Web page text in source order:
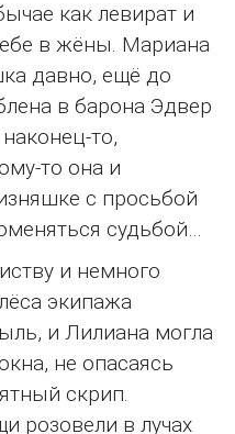
как левират и
в жёны. Мариана
давно, ещё до
в барона Эдвер
то,
то она и
с просьбой
судьбой…
и немного
экипажа
и Лилиана могла
не опасаясь
скрип.
розовели в лучах